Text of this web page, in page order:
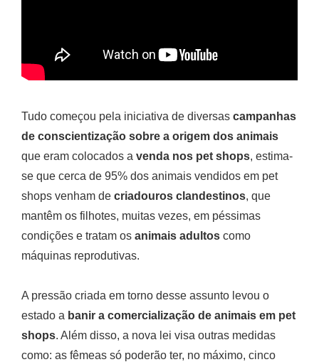
Tudo começou pela iniciativa de diversas campanhas
de conscientização sobre a origem dos animais
que eram colocados a venda nos pet shops, estima-
se que cerca de 95% dos animais vendidos em pet
shops venham de criadouros clandestinos, que
mantêm os filhotes, muitas vezes, em péssimas
condições e tratam os animais adultos como
máquinas reprodutivas.
A pressão criada em torno desse assunto levou o
estado a banir a comercialização de animais em pet
shops. Além disso, a nova lei visa outras medidas
como: as fêmeas só poderão ter, no máximo, cinco